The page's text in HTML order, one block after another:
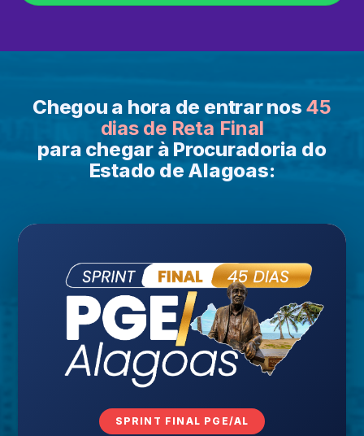
Chegou a hora de entrar nos 45
dias de Reta Final
para chegar à Procuradoria do
Estado de Alagoas:
SPRINT FINAL PGE/AL